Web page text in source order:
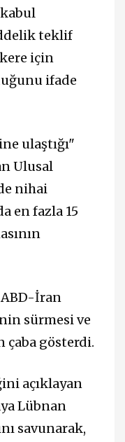
teklif
için
ifade
ulaştığı"
Ulusal
nihai
en fazla 15
ABD-İran
sürmesi ve
çaba gösterdi.
açıklayan
Lübnan
savunarak,